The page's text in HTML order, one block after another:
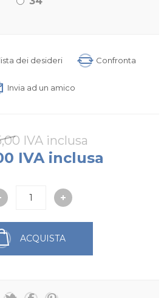
dei desideri Confronta
Invia ad un amico
IVA inclusa
IVA inclusa
ACQUISTA